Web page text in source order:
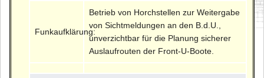
Funkaufklärung:
Betrieb von Horchstellen zur Weitergabe
von Sichtmeldungen an den B.d.U.,
unverzichtbar für die Planung sicherer
Auslaufrouten der Front-U-Boote.